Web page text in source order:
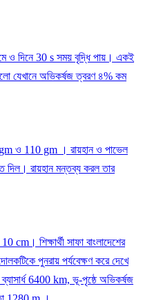
ও দিনে 30 s সময় বৃদ্ধি পায়। একই
যেখানে অভিকর্ষজ ত্বরণ ৪% কম
gm ও 110 gm । রায়হান ও পাভেল
দিল। রায়হান মন্তব্য করল তার
cm। শিক্ষার্থী সাফা বাংলাদেশের
পুনরায় পর্যবেক্ষণ করে দেখে
6400 km, ভূ-পৃষ্ঠে অভিকর্ষজ